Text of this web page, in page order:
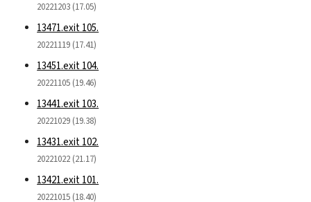
20221203 (17.05)
13471.exit 105.
20221119 (17.41)
13451.exit 104.
20221105 (19.46)
13441.exit 103.
20221029 (19.38)
13431.exit 102.
20221022 (21.17)
13421.exit 101.
20221015 (18.40)